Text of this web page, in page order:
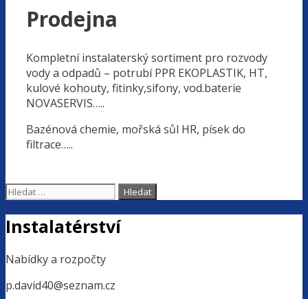
Prodejna
Kompletní instalaterský sortiment pro rozvody
vody a odpadů – potrubí PPR EKOPLASTIK, HT,
kulové kohouty, fitinky,sifony, vod.baterie
NOVASERVIS…..
Bazénová chemie, mořská sůl HR, písek do
filtrace…..
Hledat:
Instalatérství
Nabídky a rozpočty
p.david40@seznam.cz